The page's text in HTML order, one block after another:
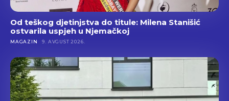
Od teškog djetinjstva do titule: Milena Stanišić
ostvarila uspjeh u Njemačkoj
MAGAZIN 9. AVGUST 2026.